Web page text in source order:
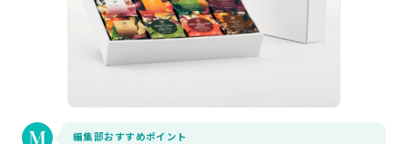
編集部おすすめポイント